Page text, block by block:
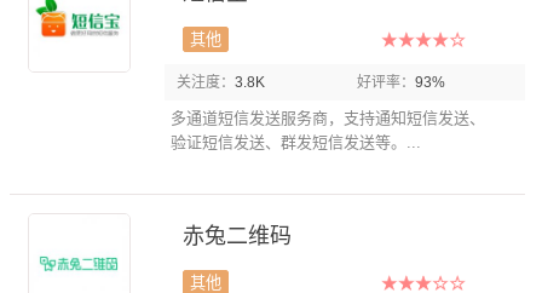
其他
关注度： 3.8K 好评率： 93%
多通道短信发送服务商，支持通知短信发送、
验证短信发送、群发短信发送等。...
赤兔二维码
其他